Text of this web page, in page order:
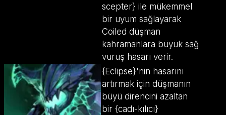
scepter} ile mükemmel
bir uyum sağlayarak
Coiled düşman
kahramanlara büyük sağ
vuruş hasarı verir.
{Eclipse}'nin hasarını
artırmak için düşmanın
büyü direncini azaltan
bir {cadı-kılıcı}